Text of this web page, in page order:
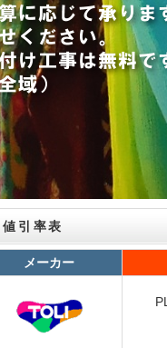
値引率表
メーカー